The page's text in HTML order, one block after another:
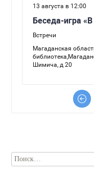
Найти: